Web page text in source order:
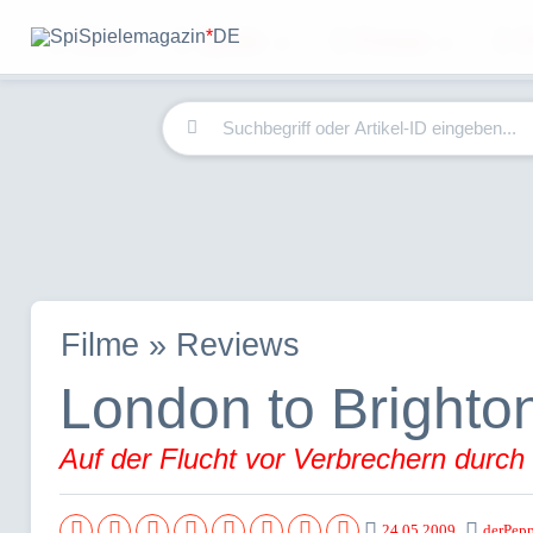
Spielemagazin*DE
Home Spiele
Filme » Reviews
London to
Auf der Flucht vor Verbrechern